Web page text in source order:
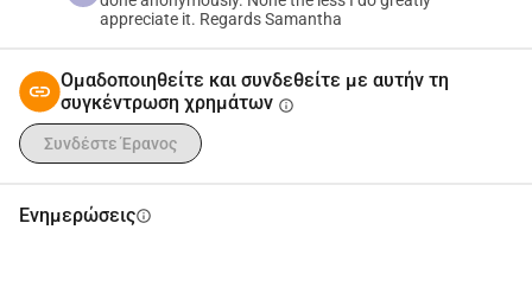
appreciate it. Regards Samantha
Ομαδοποιηθείτε και συνδεθείτε με αυτήν τη
συγκέντρωση χρημάτων info
Συνδέστε Έρανος
Ενημερώσειςinfo